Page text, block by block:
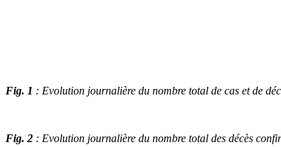
Fig. 1 : Evolution journalière du nombre total de cas et de
Fig. 2 : Evolution journalière du nombre total des décès